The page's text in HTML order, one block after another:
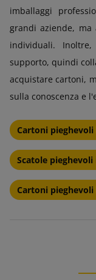
imballaggi
grandi aziende,
individuali.
supporto, quindi
acquistare cartoni,
sulla conoscenza e
Cartoni pieghevoli
Scatole pieghevoli
Cartoni